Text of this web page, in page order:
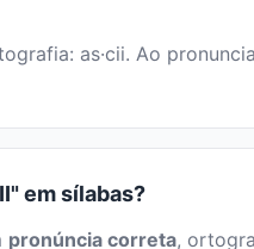
as·cii. Ao
em sílabas?
pronúncia correta,